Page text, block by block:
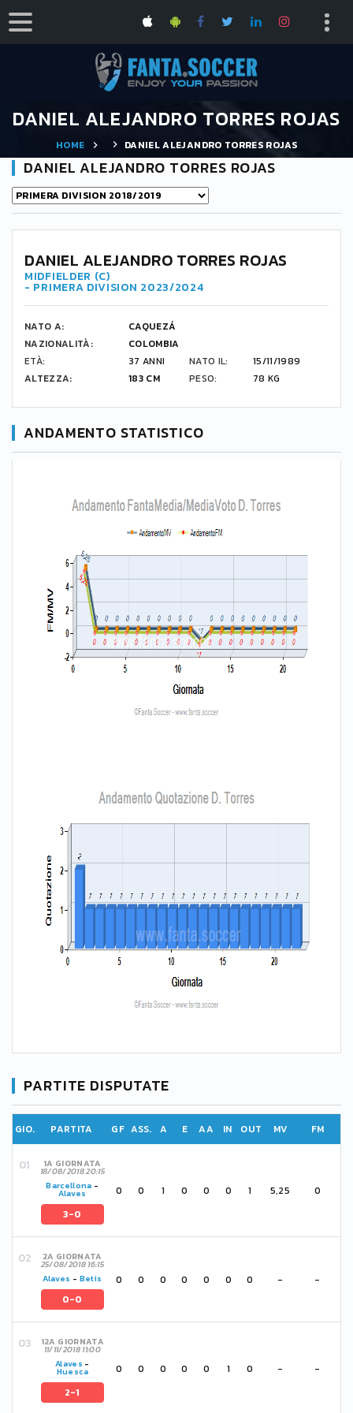
DANIEL ALEJANDRO TORRES ROJAS
HOME DANIEL ALEJANDRO TORRES ROJAS
DANIEL ALEJANDRO TORRES ROJAS
DANIEL ALEJANDRO TORRES ROJAS
MIDFIELDER (C)
- PRIMERA DIVISION 2023/2024
NATO A:
CAQUEZÁ
NAZIONALITÀ:
COLOMBIA
ETÀ:
37 ANNI NATO IL:
15/11/1989
ALTEZZA:
183 CM PESO: 78 KG
ANDAMENTO STATISTICO
PARTITE DISPUTATE
GIO. PARTITA GF ASS. A E AA IN OUT MV FM
1A GIORNATA
18/08/2018 20:15
Barcellona -
Alaves
3-0
0 0 1 0 0 0 1 5,25 0
2A GIORNATA
25/08/2018 16:15
Alaves - Betis
0-0
0 0 0 0 0 0 0 - -
12A GIORNATA
11/11/2018 11:00
Alaves -
Huesca
2-1
0 0 0 0 0 1 0 - -